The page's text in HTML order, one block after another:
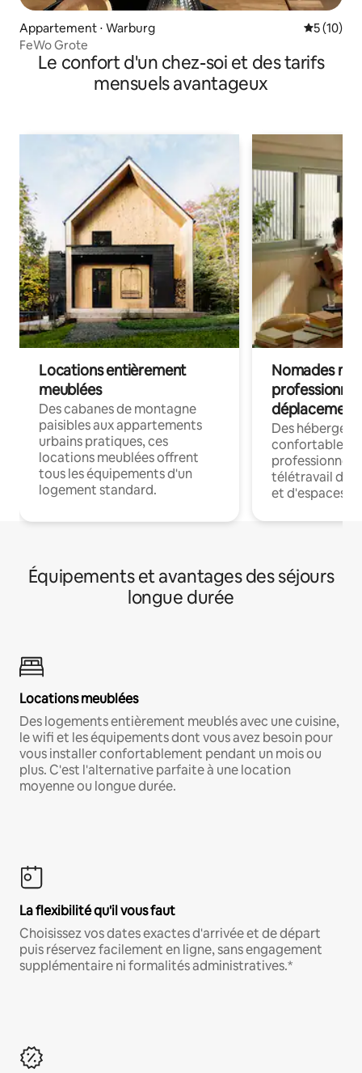
Appartement ⋅ Warburg
5 (10)
FeWo Grote
Le confort d'un chez-soi et des tarifs
mensuels avantageux
Locations entièrement
meublées
Des cabanes de montagne
paisibles aux appartements
urbains pratiques, ces
locations meublées offrent
tous les équipements d'un
logement standard.
Nomades
déplacement
Des
confortables
professionnels
télétravail
et d'espaces
Équipements et avantages des séjours
longue durée
Locations meublées
Des logements entièrement meublés avec une cuisine,
le wifi et les équipements dont vous avez besoin pour
vous installer confortablement pendant un mois ou
plus. C'est l'alternative parfaite à une location
moyenne ou longue durée.
La flexibilité qu'il vous faut
Choisissez vos dates exactes d'arrivée et de départ
puis réservez facilement en ligne, sans engagement
supplémentaire ni formalités administratives.*